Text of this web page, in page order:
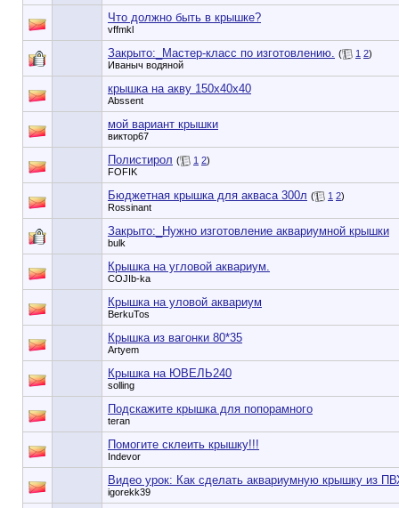
Что должно быть в крышке?
vffmkl
Закрыто:_ Мастер-класс по изготовлению. ( 1 2)
Иваныч водяной
крышка на акву 150х40х40
Abssent
мой вариант крышки
виктор67
Полистирол ( 1 2)
FOFIK
Бюджетная крышка для акваса 300л ( 1 2)
Rossinant
Закрыто:_ Нужно изготовление аквариумной крышки
bulk
Крышка на угловой аквариум.
COJIb-ka
Крышка на уловой аквариум
BerkuTos
Крышка из вагонки 80*35
Artyem
Крышка на ЮВЕЛЬ240
solling
Подскажите крышка для попорамного
teran
Помогите склеить крышку!!!
Indevor
Видео урок: Как сделать аквариумную крышку из
igorekk39